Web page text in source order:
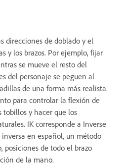
direcciones de doblado y el
y los brazos. Por ejemplo, fijar
se mueve el resto del
del personaje se peguen al
de una forma más realista.
para controlar la flexión de
tobillos y hacer que los
IK corresponde a Inverse
en español, un método
posiciones de todo el brazo
de la mano.